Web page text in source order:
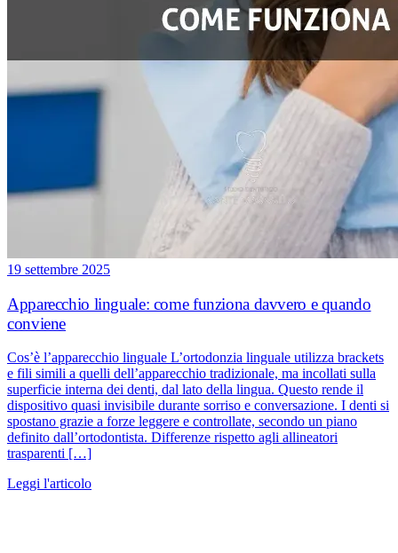
19 settembre 2025
Apparecchio linguale: come funziona davvero e quando
conviene
Cos’è l’apparecchio linguale L’ortodonzia linguale utilizza brackets
e fili simili a quelli dell’apparecchio tradizionale, ma incollati sulla
superficie interna dei denti, dal lato della lingua. Questo rende il
dispositivo quasi invisibile durante sorriso e conversazione. I denti si
spostano grazie a forze leggere e controllate, secondo un piano
definito dall’ortodontista. Differenze rispetto agli allineatori
trasparenti […]
Leggi l'articolo